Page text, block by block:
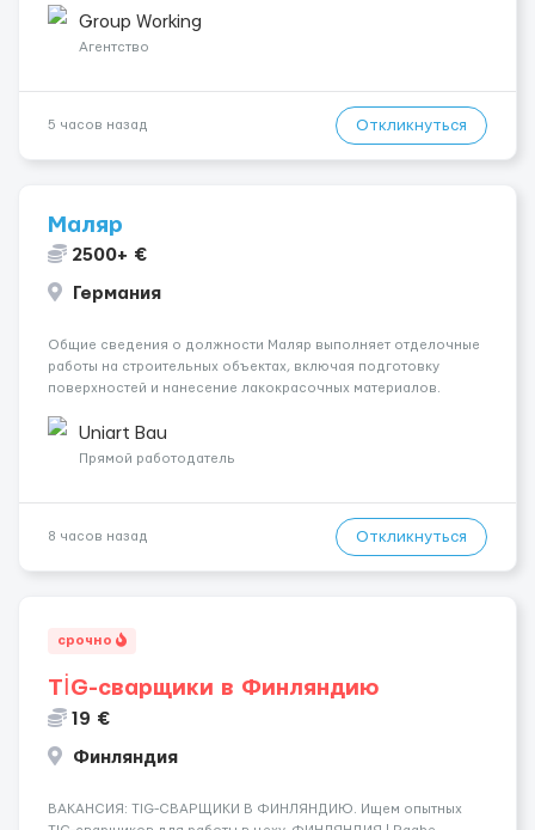
малярных работ (шпатлевка, грунтовка, покраска); -
Штукатурные работы ...
Group Working
Агентство
5 часов назад Откликнуться
Маляр
2500+ €
Германия
Общие сведения о должности Маляр выполняет отделочные
работы на строительных объектах, включая подготовку
поверхностей и нанесение лакокрасочных материалов.
профессионалов на месте, приглашения делаем только для
профессионалов с доказательным портф...
Uniart Bau
Прямой работодатель
8 часов назад Откликнуться
срочно
TİG-сварщики в Финляндию
19 €
Финляндия
​​ВАКАНСИЯ: TIG-СВАРЩИКИ В ФИНЛЯНДИЮ. Ищем опытных